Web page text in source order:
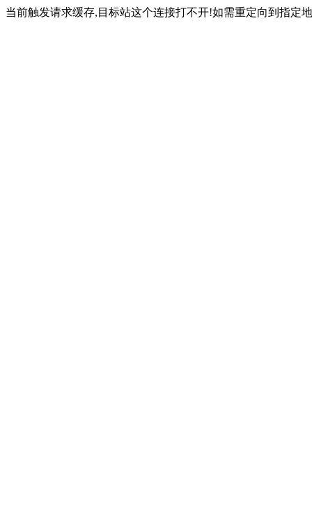
当前触发请求缓存,目标站这个连接打不开!如需重定向到指定